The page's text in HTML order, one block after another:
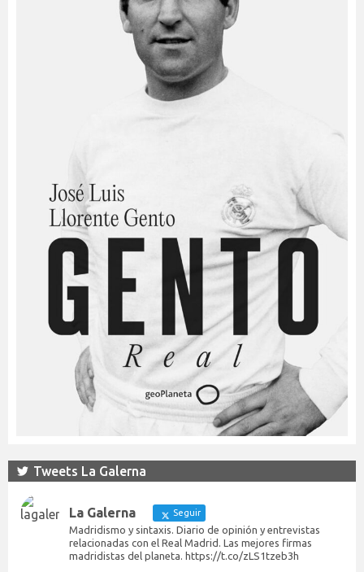
Tweets La Galerna
La Galerna Seguir
Madridismo y sintaxis. Diario de opinión y entrevistas
relacionadas con el Real Madrid. Las mejores firmas
madridistas del planeta. https://t.co/zLS1tzeb3h